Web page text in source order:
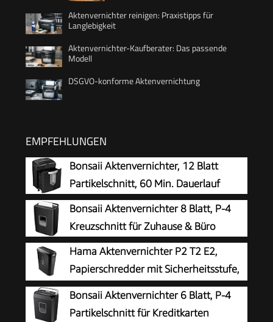
Aktenvernichter reinigen: Praxistipps für
Langlebigkeit
Aktenvernichter-Kaufberater: Das passende
Modell
DSGVO-konforme Aktenvernichtung
EMPFEHLUNGEN
Bonsaii Aktenvernichter, 12 Blatt
Partikelschnitt, 60 Min. Dauerlauf
Bonsaii Aktenvernichter 8 Blatt, P-4
Kreuzschnitt für Zuhause & Büro
Hama Aktenvernichter P2 T2 E2,
Papierschredder mit Sicherheitsstufe,
Einzug
Bonsaii Aktenvernichter 6 Blatt, P-4
Partikelschnitt für Kreditkarten